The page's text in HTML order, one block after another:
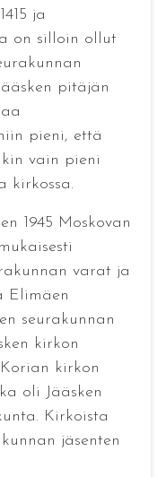
ja
on silloin ollut
pitäjän
pieni, että
vain pieni
kirkossa.
1945 Moskovan
varat ja
Elimäen
seurakunnan
kirkon
kirkon
oli Jääsken
Kirkoista
jäsenten